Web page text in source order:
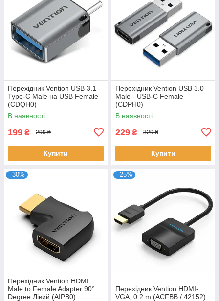
Перехідник Vention USB 3.1
Type-C Male на USB Female
(CDQH0)
В наявності
199 ₴ 299 ₴
Купити
Перехідник Vention USB 3.0
Male - USB-C Female
(CDPH0)
В наявності
229 ₴ 329 ₴
Купити
–30%
Перехідник Vention HDMI
Male to Female Adapter 90°
Degree Лівий (AIPB0)
–25%
Перехідник Vention HDMI-
VGA, 0.2 m (ACFBB / 42152)